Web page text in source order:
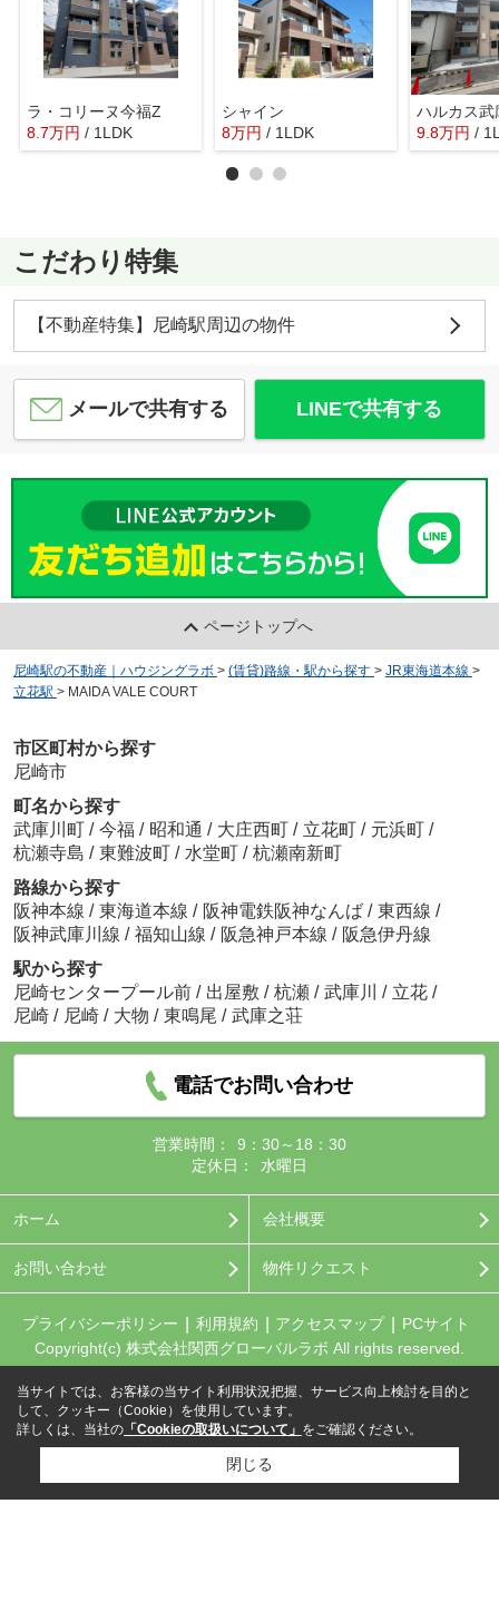
ラ・コリーヌ今福Z
8.7万円 / 1LDK
シャイン
8万円 / 1LDK
ハルカス武
9.8万円 /
こだわり特集
【不動産特集】尼崎駅周辺の物件
メールで共有する LINEで共有する
ページトップへ
尼崎駅の不動産｜ハウジングラボ > (賃貸)路線・駅から探す > JR東海道本線 >
立花駅 > MAIDA VALE COURT
市区町村から探す
尼崎市
町名から探す
武庫川町 / 今福 / 昭和通 / 大庄西町 / 立花町 / 元浜町 /
杭瀬寺島 / 東難波町 / 水堂町 / 杭瀬南新町
路線から探す
阪神本線 / 東海道本線 / 阪神電鉄阪神なんば / 東西線 /
阪神武庫川線 / 福知山線 / 阪急神戸本線 / 阪急伊丹線
駅から探す
尼崎センタープール前 / 出屋敷 / 杭瀬 / 武庫川 / 立花 /
尼崎 / 尼崎 / 大物 / 東鳴尾 / 武庫之荘
電話でお問い合わせ
営業時間：
9：30～18：30
定休日：
水曜日
ホーム 会社概要
お問い合わせ 物件リクエスト
プライバシーポリシー 利用規約 アクセスマップ
PCサイト
Copyright(c) 株式会社関西グローバルラボ All rights reserved.
当サイトでは、お客様の当サイト利用状況把握、サービス向上検討を目的と
して、クッキー（Cookie）を使用しています。
詳しくは、当社の 「Cookieの取扱いについて」 をご確認ください。
閉じる